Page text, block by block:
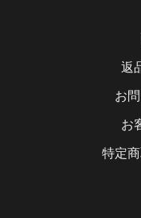
返
お
お
特定